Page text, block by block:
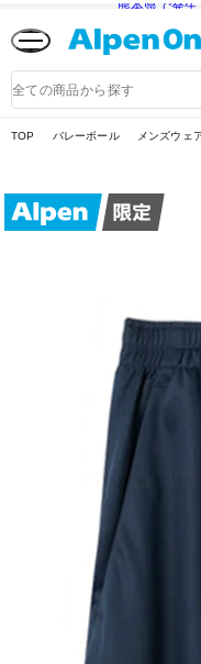
熊本県で発
品
検
TOP バレーボール メンズウェ